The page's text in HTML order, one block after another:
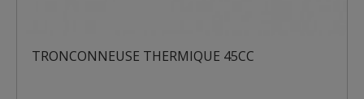
TRONCONNEUSE THERMIQUE 45CC